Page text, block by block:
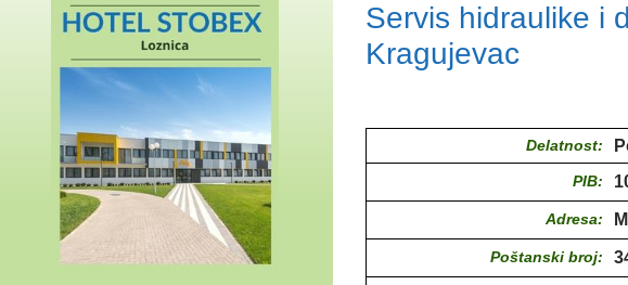
Servis hidraulike i
Kragujevac
Delatnost:
PIB:
Adresa:
Poštanski broj: